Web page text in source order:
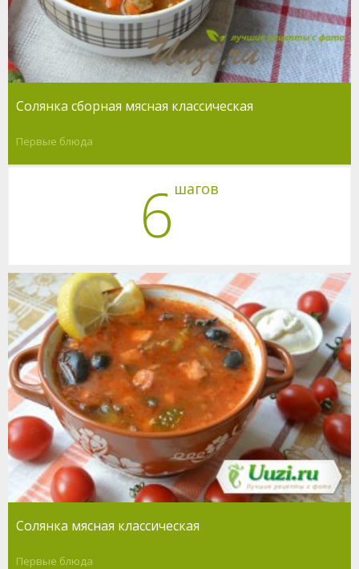
Солянка сборная мясная классическая
Первые блюда
6 шагов
Солянка мясная классическая
Первые блюда